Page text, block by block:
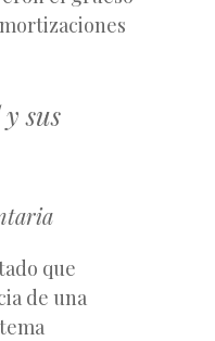
sus
que
de una